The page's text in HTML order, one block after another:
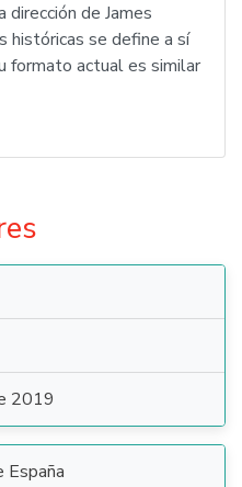
de James
históricas se define a sí
formato actual es similar
2019
España